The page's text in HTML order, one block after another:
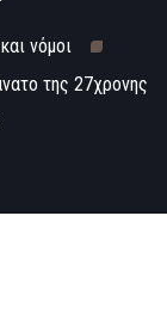
νόμοι
της 27χρονης